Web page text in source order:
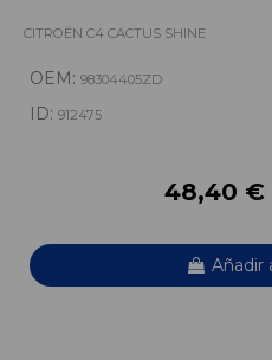
CITROËN C4 CACTUS SHINE
OEM: 98304405ZD
ID: 912475
48,40 €
Añadir